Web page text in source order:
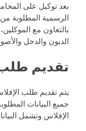
بعد توكيل على
الرسمية المطلوبة
بالتعاون مع
الديون والدخل
تقديم
يتم تقديم طلب
جميع البيانات
الإفلاس وتشمل